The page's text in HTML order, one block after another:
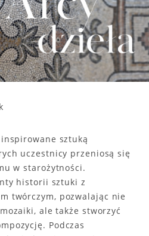
sztuką
uczestnicy przeniosą się
w starożytności.
historii sztuki z
twórczym, pozwalając nie
ale także stworzyć
Podczas